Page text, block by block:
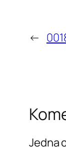
←
Jedna